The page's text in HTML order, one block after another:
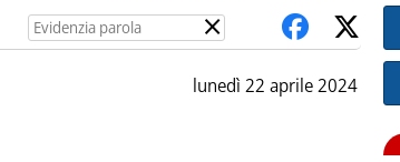
×
lunedì 22 aprile 2024